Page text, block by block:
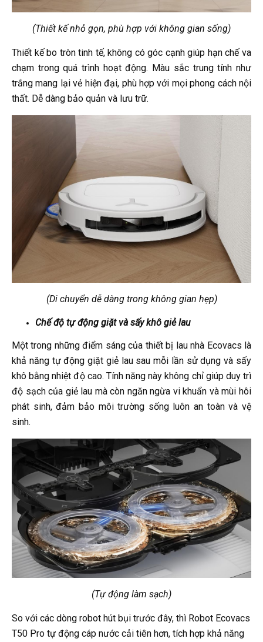
(Thiết kế nhỏ gọn, phù hợp với không gian sống)
Thiết kế bo tròn tinh tế, không có góc cạnh giúp hạn chế va
chạm trong quá trình hoạt động. Màu sắc trung tính như
trắng mang lại vẻ hiện đại, phù hợp với mọi phong cách nội
thất. Dễ dàng bảo quản và lưu trữ.
(Di chuyển dễ dàng trong không gian hẹp)
Chế độ tự động giặt và sấy khô giẻ lau
Một trong những điểm sáng của thiết bị lau nhà Ecovacs là
khả năng tự động giặt giẻ lau sau mỗi lần sử dụng và sấy
khô bằng nhiệt độ cao. Tính năng này không chỉ giúp duy trì
độ sạch của giẻ lau mà còn ngăn ngừa vi khuẩn và mùi hôi
phát sinh, đảm bảo môi trường sống luôn an toàn và vệ
sinh.
(Tự động làm sạch)
So với các dòng robot hút bụi trước đây, thì Robot Ecovacs
T50 Pro tự động cáp nước cải tiên hơn, tích hợp khả năng